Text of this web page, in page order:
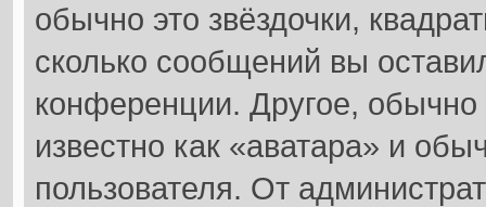
обычно это звёздочки,
сколько сообщений вы
конференции. Другое,
известно как «аватара» и
пользователя. От